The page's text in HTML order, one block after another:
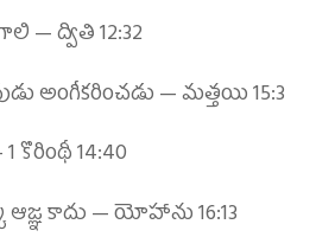
—ద్వితి 12:32
అంగీకరించడు —మత్తయి 15:3
1 కొరింథీ 14:40
కాదు —యోహాను 16:13